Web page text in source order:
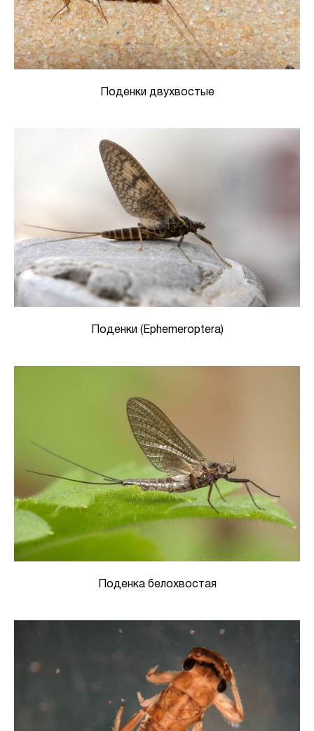
Поденки двухвостые
Поденки (Ephemeroptera)
Поденка белохвостая